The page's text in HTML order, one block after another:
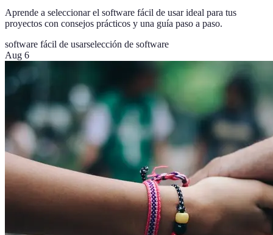
Aprende a seleccionar el software fácil de usar ideal para tus
proyectos con consejos prácticos y una guía paso a paso.
software fácil de usarselección de software
Aug 6